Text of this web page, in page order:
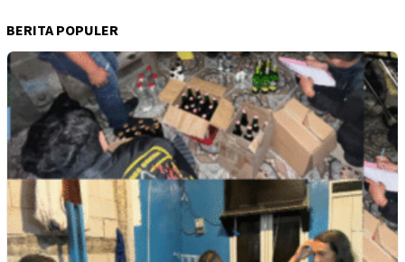
BERITA POPULER